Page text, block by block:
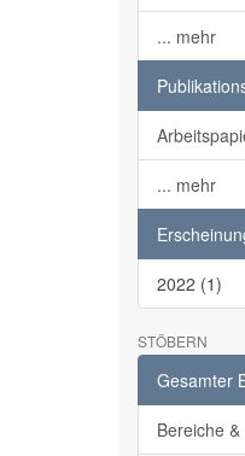
... mehr
... mehr
2022 (1)
STÖBERN
Gesamter
Bereiche